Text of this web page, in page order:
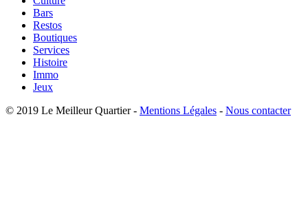
Bars
Restos
Boutiques
Services
Histoire
Immo
Jeux
© 2019 Le Meilleur Quartier - Mentions Légales - Nous contacter